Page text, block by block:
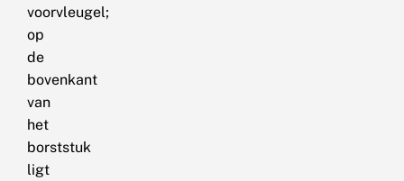
voorvleugel;
op
de
bovenkant
van
het
borststuk
ligt